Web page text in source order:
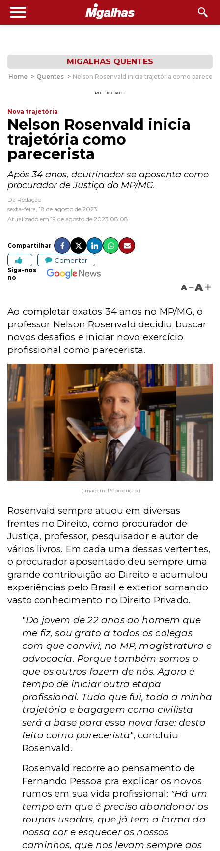
MIGALHAS QUENTES
Home > Quentes > Nelson Rosenvald inicia trajetória como
PUBLICIDADE
Nova trajetória
Nelson Rosenvald inicia
trajetória como
parecerista
Após 34 anos, doutrinador se aposenta como
procurador de Justiça do MP/MG.
Da Redação
sexta-feira, 18 de agosto de 2023
Atualizado em 19 de agosto de 2023 08:08
Compartilhar
Comentar
Siga-nos
no
A A
Ao completar exatos 34 anos no MP/MG, o
professor Nelson Rosenvald decidiu buscar
novos desafios e iniciar novo exercício
profissional como parecerista.
(Imagem: Reprodução )
Rosenvald sempre atuou em diversas
frentes no Direito, como procurador de
Justiça, professor, pesquisador e autor de
vários livros. Em cada uma dessas vertentes,
o procurador aposentado deu sempre uma
grande contribuição ao Direito e acumulou
experiências pelo Brasil e exterior somando
vasto conhecimento no Direito Privado.
"Do jovem de 22 anos ao homem que
me fiz, sou grato a todos os colegas
com que convivi, no MP, magistratura e
advocacia. Porque também somos o
que os outros fazem de nós.Agora é
tempo de iniciar outra etapa
profissional. Tudo que fui, toda a minha
trajetória e bagagem como civilista
será a base para essa nova fase: desta
feita como parecerista", concluiu
Rosenvald.
Rosenvald recorre ao pensamento de
Fernando Pessoa pra explicar os novos
rumos em sua vida profissional: "Há um
tempo em que é preciso abandonar as
roupas usadas, que já tem a forma da
nossa cor e esquecer os nossos
caminhos, que nos levam sempre aos